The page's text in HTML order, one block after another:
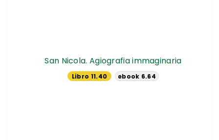
San Nicola. Agiografia immaginaria
Libro 11.40
ebook 6.64